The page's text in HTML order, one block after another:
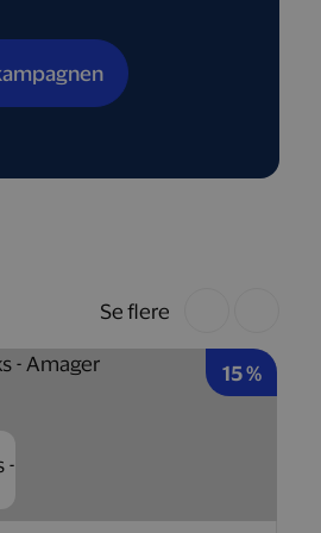
15 %
Se flere